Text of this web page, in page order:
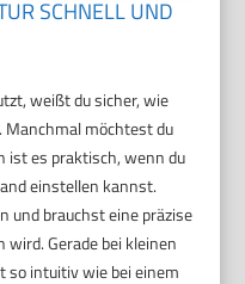
SCHNELL UND
weißt du sicher, wie
Manchmal möchtest du
ist es praktisch, wenn du
einstellen kannst.
und brauchst eine präzise
Gerade bei kleinen
so intuitiv wie bei einem